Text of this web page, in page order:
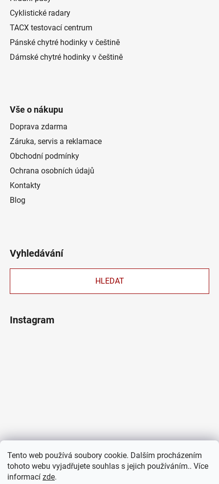
Tento web používá soubory cookie. Dalším procházením
tohoto webu vyjadřujete souhlas s jejich používáním.. Více
informací zde.
Cyklistické radary
TACX testovací centrum
Pánské chytré hodinky v češtině
Dámské chytré hodinky v češtině
Vše o nákupu
Doprava zdarma
Záruka, servis a reklamace
Obchodní podmínky
Ochrana osobních údajů
Kontakty
Blog
Vyhledávání
HLEDAT
Instagram